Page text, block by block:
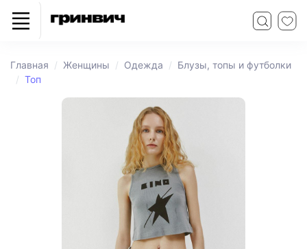
Главная Женщины Одежда
Блузы, топы и футболки
Топ